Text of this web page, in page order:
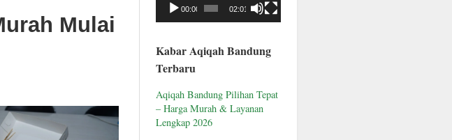
Mulai
00:00 02:01
Kabar Aqiqah Bandung
Terbaru
Aqiqah Bandung Pilihan Tepat
– Harga Murah & Layanan
Lengkap 2026